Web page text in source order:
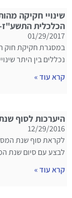
שינויי חקיקה
הכלכלית התשע"ז-
01/29/2017
נכללים בין היתר
קרא עוד »
היערכות לסוף שנת
12/29/2016
לבצע עם סיום שנת
קרא עוד »